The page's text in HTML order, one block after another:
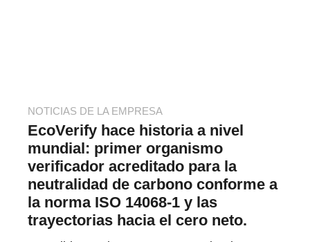
NOTICIAS DE LA EMPRESA
EcoVerify hace historia a nivel
mundial: primer organismo
verificador acreditado para la
neutralidad de carbono conforme a
la norma ISO 14068-1 y las
trayectorias hacia el cero neto.